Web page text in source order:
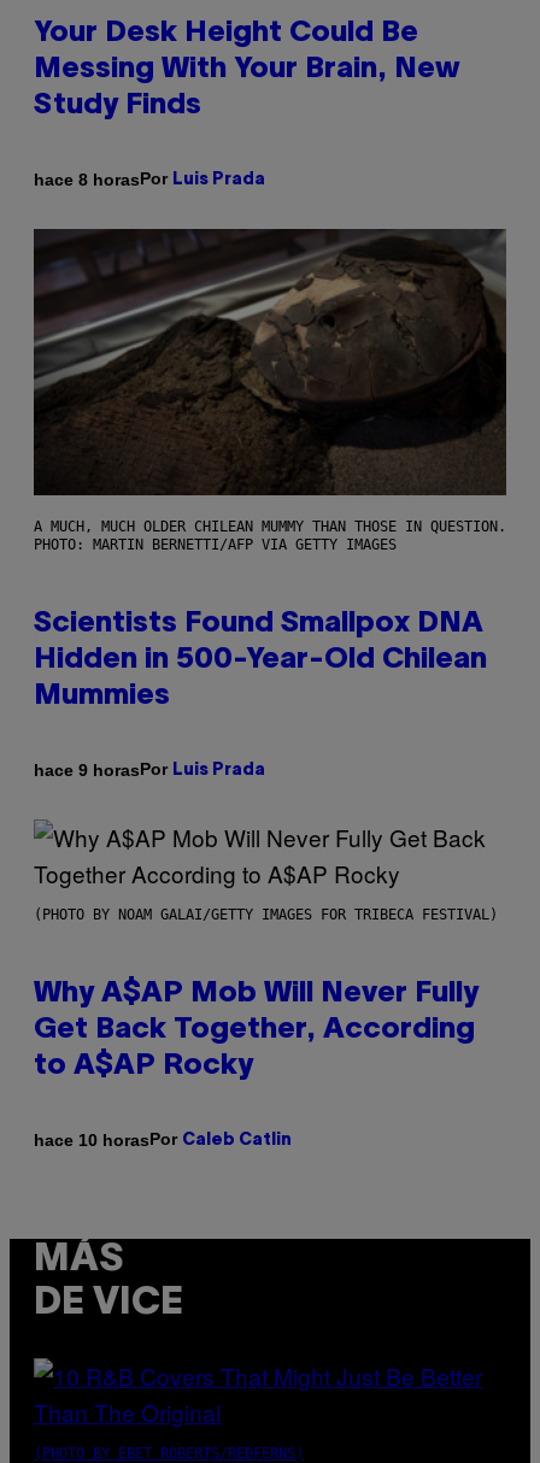
Your Desk Height Could Be
Messing With Your Brain, New
Study Finds
hace 8 horasPor Luis Prada
A MUCH, MUCH OLDER CHILEAN MUMMY THAN THOSE IN QUESTION.
PHOTO: MARTIN BERNETTI/AFP VIA GETTY IMAGES
Scientists Found Smallpox DNA
Hidden in 500-Year-Old Chilean
Mummies
hace 9 horasPor Luis Prada
(PHOTO BY NOAM GALAI/GETTY IMAGES FOR TRIBECA FESTIVAL)
Why A$AP Mob Will Never Fully
Get Back Together, According
to A$AP Rocky
hace 10 horasPor Caleb Catlin
MÁS
DE VICE
(PHOTO BY EBET ROBERTS/REDFERNS)